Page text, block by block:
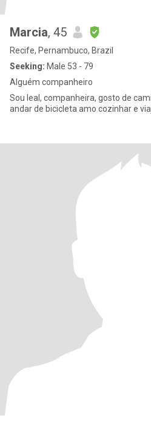
Marcia, 45
Recife, Pernambuco, Brazil
Seeking: Male 53 - 79
Alguém companheiro
Sou leal, companheira, gosto de
andar de bicicleta amo cozinhar e